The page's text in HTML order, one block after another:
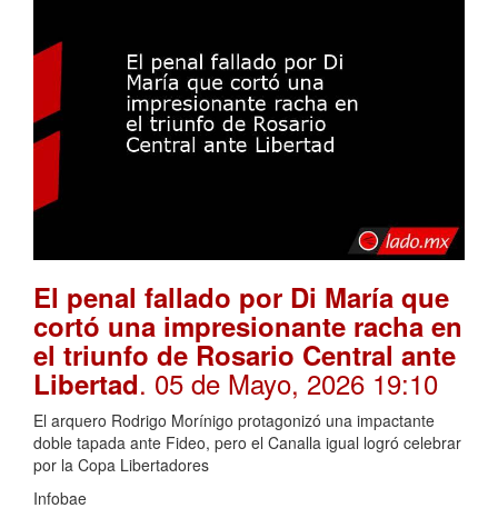
El penal fallado por Di María que
cortó una impresionante racha en
el triunfo de Rosario Central ante
Libertad. 05 de Mayo, 2026 19:10
El arquero Rodrigo Morínigo protagonizó una impactante
doble tapada ante Fideo, pero el Canalla igual logró celebrar
por la Copa Libertadores
Infobae